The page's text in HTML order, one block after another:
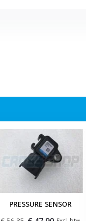
PRESSURE SENSOR